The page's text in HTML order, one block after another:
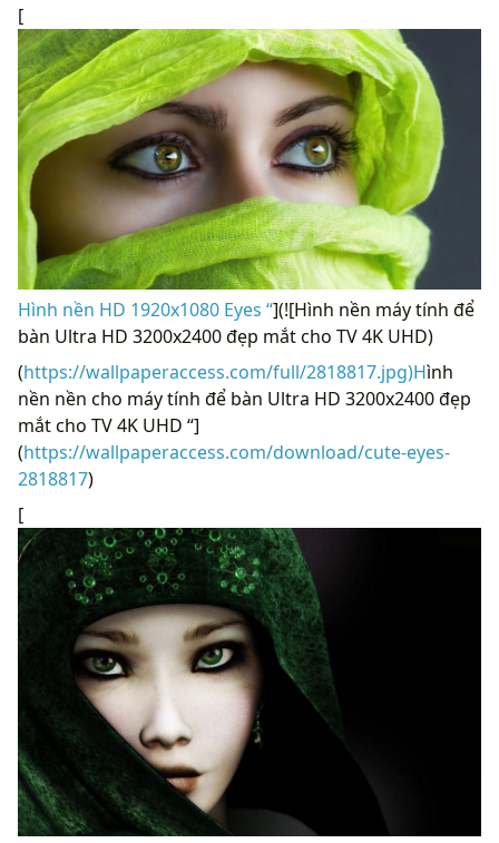
[
Hình nền HD 1920x1080 Eyes “](![Hình nền máy tính để
bàn Ultra HD 3200x2400 đẹp mắt cho TV 4K UHD)
(https://wallpaperaccess.com/full/2818817.jpg)Hình
nền nền cho máy tính để bàn Ultra HD 3200x2400 đẹp
mắt cho TV 4K UHD “]
(https://wallpaperaccess.com/download/cute-eyes-
2818817)
[